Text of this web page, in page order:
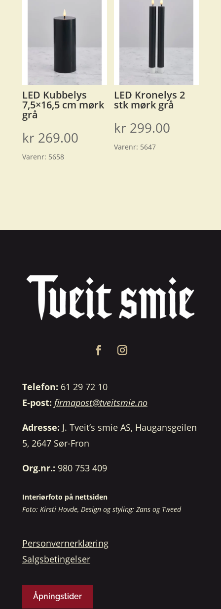
LED Kubbelys
7,5×16,5 cm mørk
grå
kr 269.00
Varenr: 5658
LED Kronelys 2
stk mørk grå
kr 299.00
Varenr: 5647
Telefon: 61 29 72 10
E-post: firmapost@tveitsmie.no
Adresse: J. Tveit’s smie AS, Haugansgeilen
5, 2647 Sør-Fron
Org.nr.: 980 753 409
Interiørfoto på nettsiden
Foto: Kirsti Hovde, Design og styling: Zans og Tweed
Personvernerklæring
Salgsbetingelser
Åpningstider